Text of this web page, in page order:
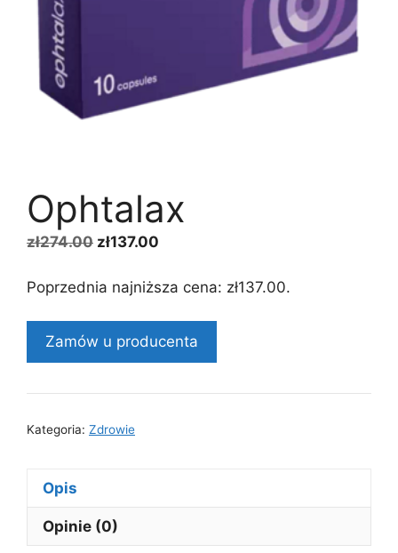
Ophtalax
zł274.00 Pierwotna
wynosiła:
zł137.00
wynosi:
Poprzednia najniższa cena: zł137.00.
Zamów u producenta
Kategoria: Zdrowie
Opis
Opinie (0)